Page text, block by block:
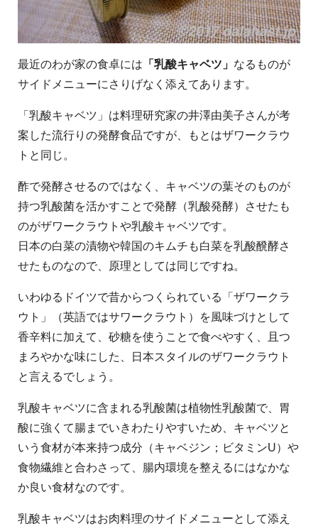
最近のわが家の食卓には 「乳酸キャベツ」 なるものが
サイドメニューにさりげなく添えてあります。
「乳酸キャベツ」は料理研究家の井澤由美子さんが考
案した流行りの発酵食品ですが、もとはザワークラウ
トと同じ。
酢で発酵させるのではなく、キャベツの葉そのものが
持つ乳酸菌を活かすことで発酵（乳酸発酵）させたも
のがザワークラウトや乳酸キャベツです。
日本の白菜の漬物や韓国のキムチも白菜を乳酸醗酵さ
せたものなので、原理としては同じですね。
いわゆるドイツで昔からつくられている「ザワークラ
ウト」（英語ではサワークラウト）を風味づけとして
香辛料に加えて、砂糖を使うことで食べやすく、且つ
まろやかな味にした、日本スタイルのザワークラウト
と言えるでしょう。
乳酸キャベツに含まれる乳酸菌は植物性乳酸菌で、胃
酸に強くて腸までいきわたりやすいため、キャベツと
いう食材が本来持つ成分（キャベジン；ビタミンU）や
食物繊維と合わさって、腸内環境を整えるにはなかな
か良い食材なのです。
乳酸キャベツはお肉料理のサイドメニューとして添え